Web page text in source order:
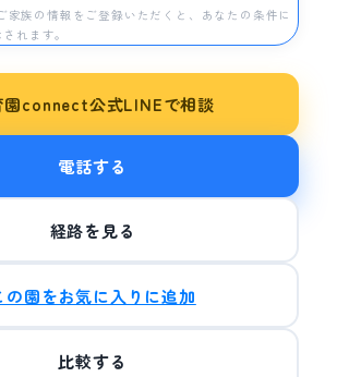
家族の情報をご登録いただくと、あなたの条件に
れます。
園connect公式LINEで相談
電話する
経路を見る
の園をお気に入りに追加
比較する